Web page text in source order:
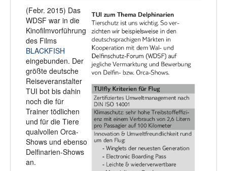
(Febr. 2015) Das
WDSF war in die
Kinofilmvorführung
des Films
BLACKFISH
eingebunden. Der
größte deutsche
Reiseveranstalter
TUI bot bis dahin
noch die für
Trainer tödlichen
und für die Tiere
qualvollen Orca-
Shows und ebenso
Delfinarien-Shows
an.